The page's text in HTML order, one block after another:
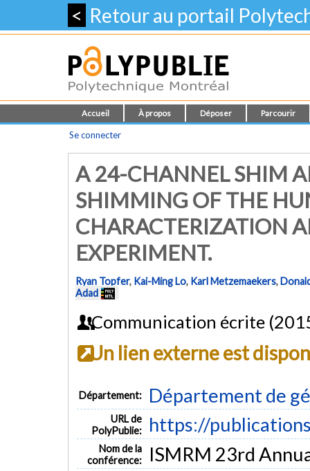
< Retour au portail
Accueil À propos Déposer Parcourir
Se connecter
A 24-CHANNEL SHIM
SHIMMING OF THE
CHARACTERIZATION
EXPERIMENT.
Ryan Topfer, Kai-Ming Lo, Karl Metzemaekers,
Adad
Communication écrite
Un lien externe est
Département: Département de
URL de
PolyPublie:
https://
Nom de la
conférence:
ISMRM 23rd